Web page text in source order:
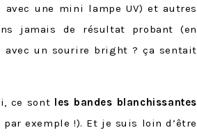
une mini lampe UV) et autres
jamais de résultat probant (en
avec un sourire bright ? ça sentait
ce sont les bandes blanchissantes
exemple !). Et je suis loin d’être